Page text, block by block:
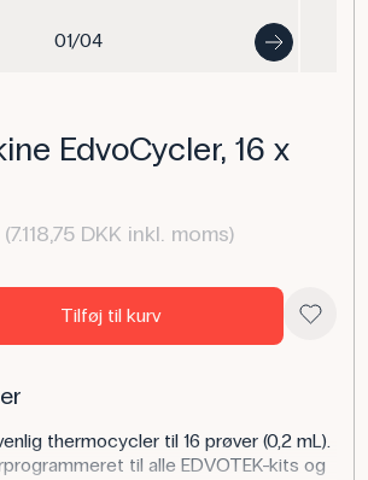
01/04
EdvoCycler, 16 x
(7.118,75 DKK inkl. moms)
Tilføj til kurv
thermocycler til 16 prøver (0,2 mL).
til alle EDVOTEK-kits og